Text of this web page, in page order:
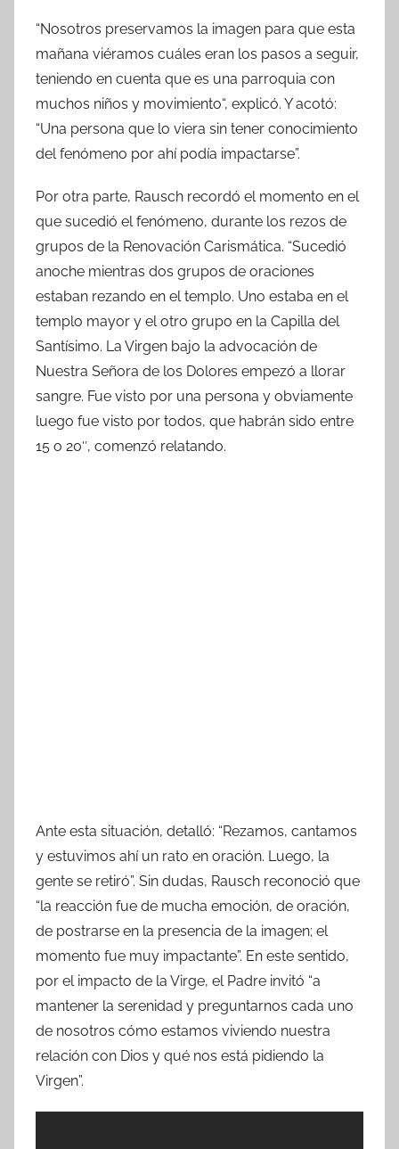
“Nosotros preservamos la imagen para que esta
mañana viéramos cuáles eran los pasos a seguir,
teniendo en cuenta que es una parroquia con
muchos niños y movimiento“, explicó. Y acotó:
“Una persona que lo viera sin tener conocimiento
del fenómeno por ahí podía impactarse”.
Por otra parte, Rausch recordó el momento en el
que sucedió el fenómeno, durante los rezos de
grupos de la Renovación Carismática. “Sucedió
anoche mientras dos grupos de oraciones
estaban rezando en el templo. Uno estaba en el
templo mayor y el otro grupo en la Capilla del
Santísimo. La Virgen bajo la advocación de
Nuestra Señora de los Dolores empezó a llorar
sangre. Fue visto por una persona y obviamente
luego fue visto por todos, que habrán sido entre
15 o 20″, comenzó relatando.
Ante esta situación, detalló: “Rezamos, cantamos
y estuvimos ahí un rato en oración. Luego, la
gente se retiró”. Sin dudas, Rausch reconoció que
“la reacción fue de mucha emoción, de oración,
de postrarse en la presencia de la imagen; el
momento fue muy impactante”. En este sentido,
por el impacto de la Virge, el Padre invitó “a
mantener la serenidad y preguntarnos cada uno
de nosotros cómo estamos viviendo nuestra
relación con Dios y qué nos está pidiendo la
Virgen”.